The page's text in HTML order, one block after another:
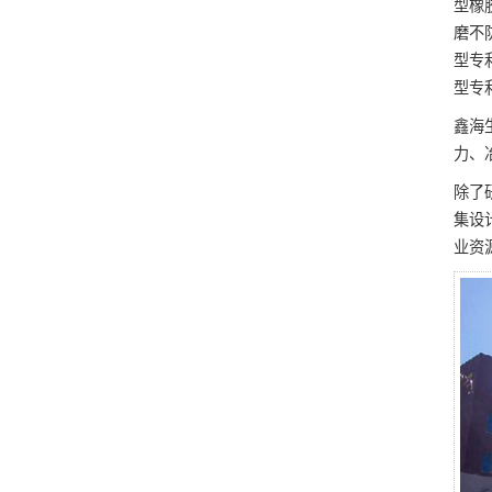
型橡
磨不
型专
型专
鑫海
力、
除了
集设
业资